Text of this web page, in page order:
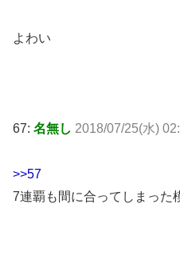
よわい
67: 名無し 2018/07/25(水)
>>57
7連覇も間に合ってしまった